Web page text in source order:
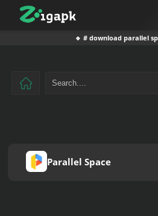
🔹 # download parallel
Parallel Space